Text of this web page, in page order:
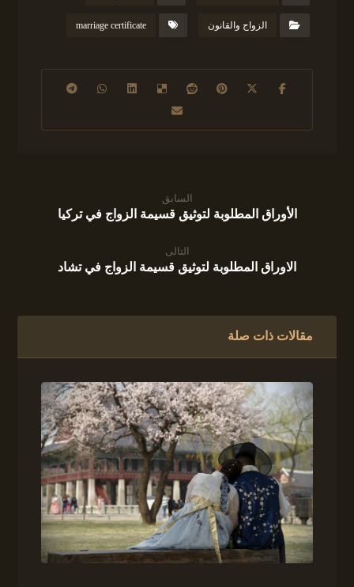
الزواج والقانون marriage certificate
السابق
الأوراق المطلوبة لتوثيق قسيمة الزواج في تركيا
التالى
الاوراق المطلوبة لتوثيق قسيمة الزواج في تشاد
مقالات ذات صلة